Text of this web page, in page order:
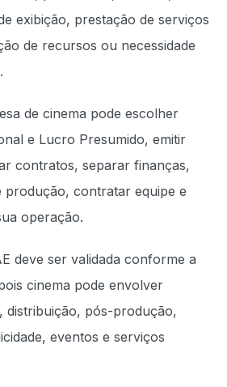
exibição, prestação de serviços
de recursos ou necessidade
de cinema pode escolher
e Lucro Presumido, emitir
contratos, separar finanças,
contratar equipe e
operação.
deve ser validada conforme a
cinema pode envolver
distribuição, pós-produção,
eventos e serviços